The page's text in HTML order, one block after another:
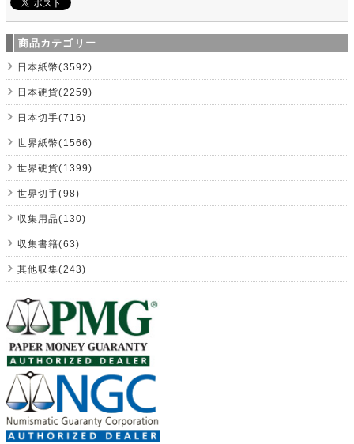
商品カテゴリー
日本紙幣(3592)
日本硬貨(2259)
日本切手(716)
世界紙幣(1566)
世界硬貨(1399)
世界切手(98)
収集用品(130)
収集書籍(63)
其他収集(243)